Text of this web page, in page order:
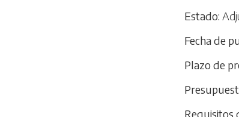
Estado
Fecha de
Plazo de
Requisitos